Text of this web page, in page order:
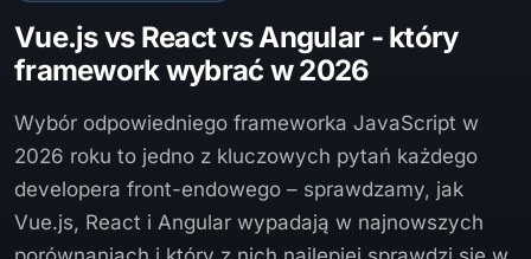
Vue.js vs React vs Angular - który
framework wybrać w 2026
Wybór odpowiedniego frameworka JavaScript w
2026 roku to jedno z kluczowych pytań każdego
developera front-endowego – sprawdzamy, jak
Vue.js, React i Angular wypadają w najnowszych